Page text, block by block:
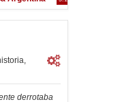
,
derrotaba